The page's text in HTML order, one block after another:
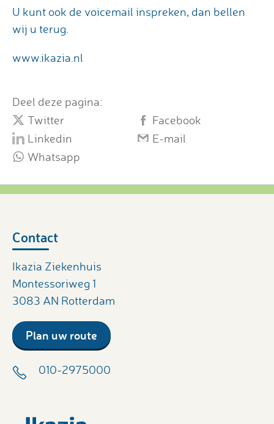
U kunt ook de voicemail inspreken, dan bellen
wij u terug.
www.ikazia.nl
Deel deze pagina:
Twitter
Facebook
Linkedin
E-mail
Whatsapp
Contact
Ikazia Ziekenhuis
Montessoriweg 1
3083 AN Rotterdam
Plan uw route
010-2975000